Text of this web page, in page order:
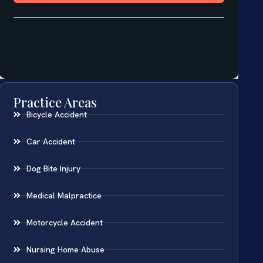
Practice Areas
Bicycle Accident
Car Accident
Dog Bite Injury
Medical Malpractice
Motorcycle Accident
Nursing Home Abuse